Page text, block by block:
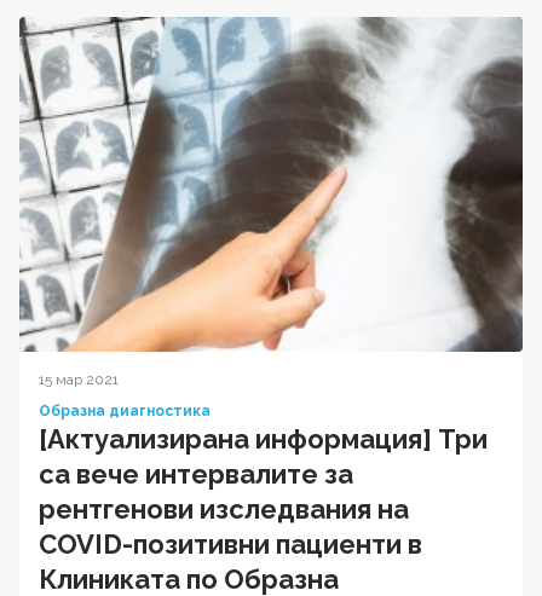
15 мар 2021
Образна диагностика
[Актуализирана информация] Три
са вече интервалите за
рентгенови изследвания на
COVID-позитивни пациенти в
Клиниката по Образна